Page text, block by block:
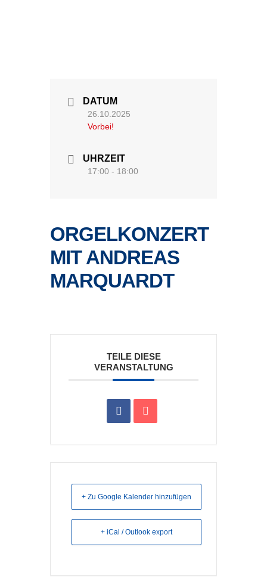
DATUM
26.10.2025
Vorbei!
UHRZEIT
17:00 - 18:00
ORGELKONZERT
MIT ANDREAS
MARQUARDT
TEILE DIESE
VERANSTALTUNG
+ Zu Google Kalender hinzufügen
+ iCal / Outlook export